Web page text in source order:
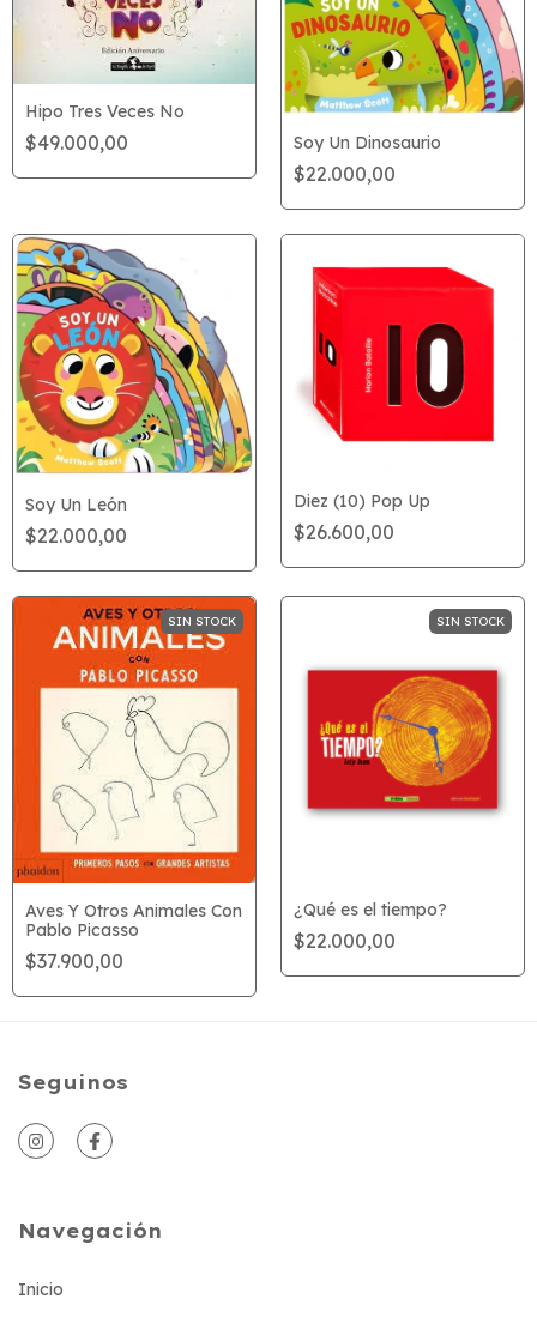
Hipo Tres Veces No
$49.000,00 Soy Un Dinosaurio
$22.000,00
Soy Un León
$22.000,00
Diez (10) Pop Up
$26.600,00
SIN STOCK
Aves Y Otros Animales Con
Pablo Picasso
$37.900,00
SIN STOCK
¿Qué es el tiempo?
$22.000,00
Seguinos
Navegación
Inicio